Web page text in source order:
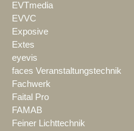
EVTmedia
EVVC
Exposive
Extes
eyevis
faces Veranstaltungstechnik
Fachwerk
Faital Pro
FAMAB
Feiner Lichttechnik